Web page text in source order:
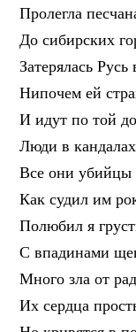
Пролегла
До сибирских
Затерялась
Нипочем ей
И идут по той
Люди в
Все они
Как судил им
Полюбил я
С впадинами
Много зла от
Их сердца